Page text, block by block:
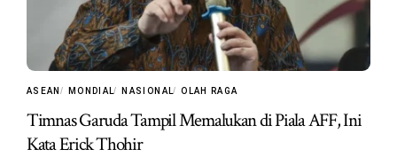
ASEAN MONDIAL NASIONAL OLAH RAGA
Timnas Garuda Tampil Memalukan di Piala AFF, Ini
Kata Erick Thohir